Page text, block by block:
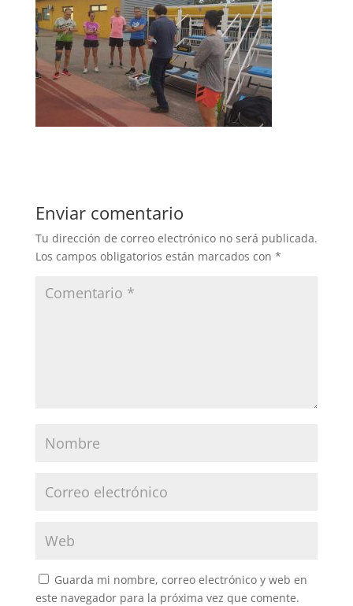
Enviar comentario
Tu dirección de correo electrónico no será publicada.
Los campos obligatorios están marcados con *
Guarda mi nombre, correo electrónico y web en
este navegador para la próxima vez que comente.